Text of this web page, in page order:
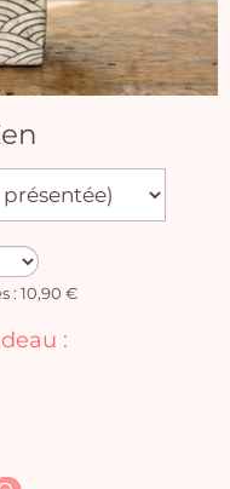
: 10,90 €
: